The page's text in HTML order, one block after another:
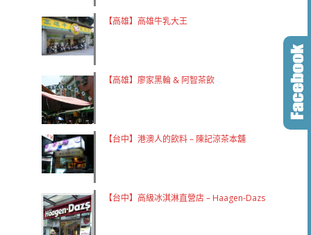
【高雄】高雄牛乳大王
【高雄】廖家黑輪 & 阿智茶飲
【台中】港澳人的飲料 – 陳記涼茶本舖
【台中】高級冰淇淋直營店 – Haagen-Dazs